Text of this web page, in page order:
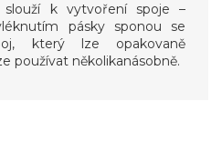
k vytvoření spoje –
pásky sponou se
který lze opakovaně
používat několikanásobně.